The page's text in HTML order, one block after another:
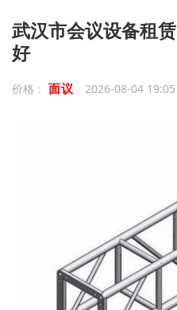
武汉市会议设备租
好
价格： 面议 2026-08-04